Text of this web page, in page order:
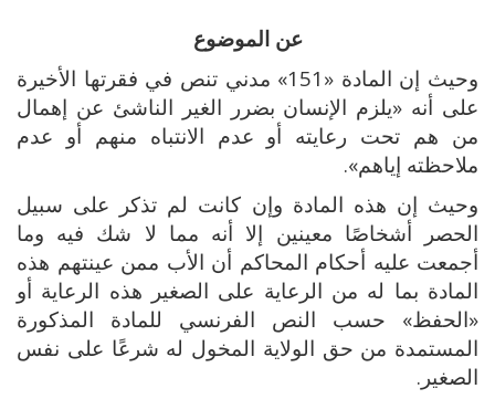
عن الموضوع
وحيث إن المادة «151» مدني تنص في فقرتها الأخيرة
على أنه «يلزم الإنسان بضرر الغير الناشئ عن إهمال
من هم تحت رعايته أو عدم الانتباه منهم أو عدم
ملاحظته إياهم».
وحيث إن هذه المادة وإن كانت لم تذكر على سبيل
الحصر أشخاصًا معينين إلا أنه مما لا شك فيه وما
أجمعت عليه أحكام المحاكم أن الأب ممن عينتهم هذه
المادة بما له من الرعاية على الصغير هذه الرعاية أو
«الحفظ» حسب النص الفرنسي للمادة المذكورة
المستمدة من حق الولاية المخول له شرعًا على نفس
الصغير.